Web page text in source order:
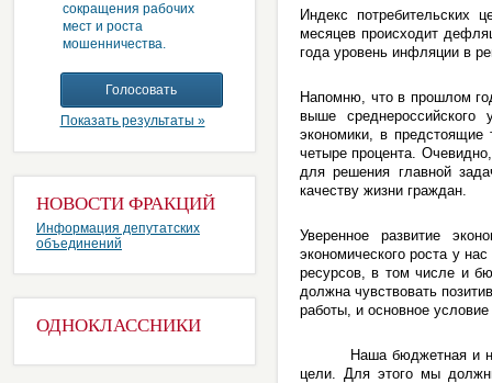
сокращения рабочих
мест и роста
мошенничества.
Показать результаты »
НОВОСТИ ФРАКЦИЙ
Информация депутатских
объединений
ОДНОКЛАССНИКИ
Индекс потребительских
месяцев происходит
года уровень инфляции в
Напомню, что в прошлом
выше среднероссийского
экономики, в предстоящие
четыре процента.
для решения главной
качеству жизни граждан.
Уверенное развитие
экономического роста у
ресурсов, в том числе и
должна чувствовать
работы, и основное
Наша бюджетная и
цели. Для этого мы